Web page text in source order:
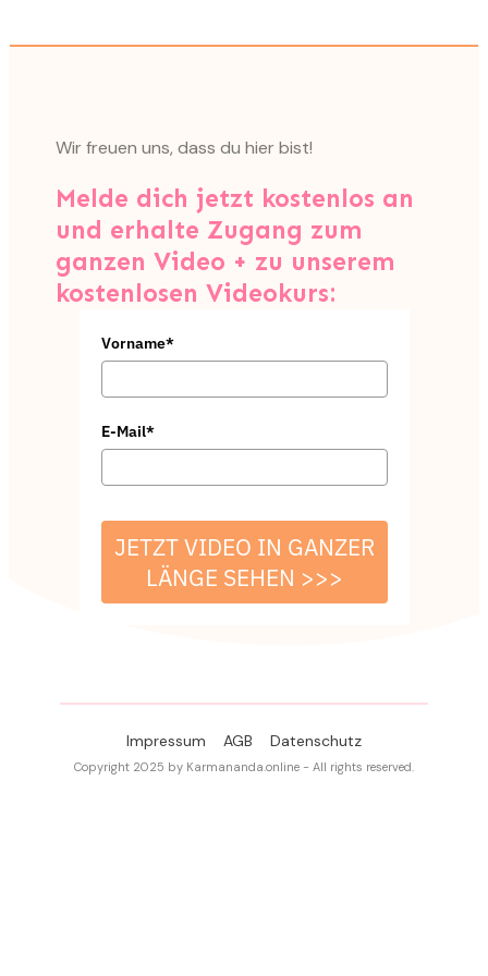
Wir freuen uns, dass du hier bist!
Melde dich jetzt kostenlos an
und erhalte Zugang zum
ganzen Video + zu unserem
kostenlosen Videokurs:
Vorname*
E-Mail*
JETZT VIDEO IN GANZER
LÄNGE SEHEN >>>
Impressum AGB Datenschutz
Copyright 2025 by Karmananda.online - All rights reserved.